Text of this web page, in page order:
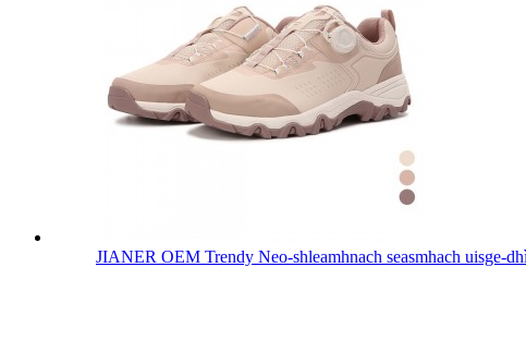
JIANER OEM Trendy Neo-shleamhnach seasmhach uisge-